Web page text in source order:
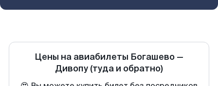
Цены на авиабилеты Богашево —
Дивопу (туда и обратно)